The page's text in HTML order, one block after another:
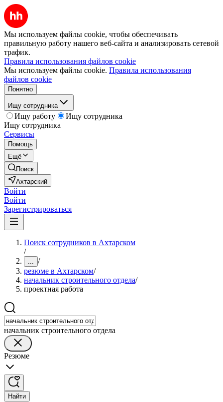
Мы используем файлы cookie, чтобы обеспечивать
правильную работу нашего веб-сайта и анализировать сетевой
трафик.
Правила использования файлов cookie
Мы используем файлы cookie. Правила использования
файлов cookie
Понятно
Ищу сотрудника
Ищу работу
Ищу сотрудника
Ищу сотрудника
Сервисы
Помощь
Ещё
Поиск
Ахтарский
Войти
Войти
Зарегистрироваться
Поиск сотрудников в Ахтарском
/
... /
резюме в Ахтарском/
начальник строительного отдела/
проектная работа
начальник строительного отдела
Резюме
Найти